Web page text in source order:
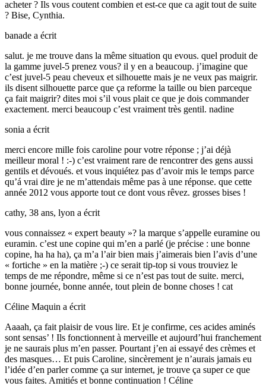
acheter ? Ils vous coutent combien et est-ce que ca agit tout de suite
? Bise, Cynthia.
banade a écrit
salut. je me trouve dans la même situation qu evous. quel produit de
la gamme juvel-5 prenez vous? il y en a beaucoup. j’imagine que
c’est juvel-5 peau cheveux et silhouette mais je ne veux pas maigrir.
ils disent silhouette parce que ça reforme la taille ou bien parceque
ça fait maigrir? dites moi s’il vous plait ce que je dois commander
exactement. merci beaucoup c’est vraiment très gentil. nadine
sonia a écrit
merci encore mille fois caroline pour votre réponse ; j’ai déjà
meilleur moral ! :-) c’est vraiment rare de rencontrer des gens aussi
gentils et dévoués. et vous inquiétez pas d’avoir mis le temps parce
qu’á vrai dire je ne m’attendais même pas à une réponse. que cette
année 2012 vous apporte tout ce dont vous rêvez. grosses bises !
cathy, 38 ans, lyon a écrit
vous connaissez « expert beauty »? la marque s’appelle euramine ou
euramin. c’est une copine qui m’en a parlé (je précise : une bonne
copine, ha ha ha), ça m’a l’air bien mais j’aimerais bien l’avis d’une
« fortiche » en la matière ;-) ce serait tip-top si vous trouviez le
temps de me répondre, même si ce n’est pas tout de suite. merci,
bonne journée, bonne année, tout plein de bonne choses ! cat
Céline Maquin a écrit
Aaaah, ça fait plaisir de vous lire. Et je confirme, ces acides aminés
sont sensas’ ! Ils fonctionnent à merveille et aujourd’hui franchement
je ne saurais plus m’en passer. Pourtant j’en ai essayé des crèmes et
des masques… Et puis Caroline, sincèrement je n’aurais jamais eu
l’idée d’en parler comme ça sur internet, je trouve ça super ce que
vous faites. Amitiés et bonne continuation ! Céline